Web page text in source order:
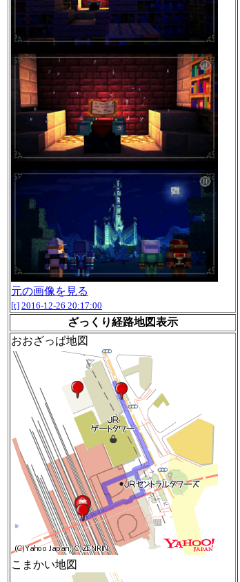
元の画像を見る
[t] 2016-12-26 20:17:00
ざっくり経路地図表示
おおざっぱ地図
こまかい地図